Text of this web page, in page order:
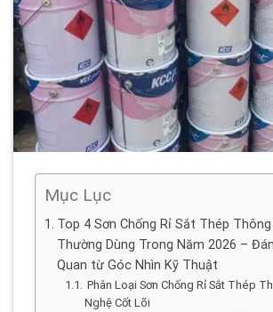
Mục Lục
Top 4 Sơn Chống Rỉ Sắt Thép Thông
Thường Dùng Trong Năm 2026 –
Quan từ Góc Nhìn Kỹ Thuật
Phân Loại Sơn Chống Rỉ Sắt Thép
Nghệ Cốt Lõi